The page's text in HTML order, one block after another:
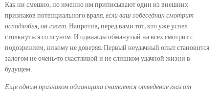
Как ни смешно, но именно им приписывают один из внешних
признаков потенциального враля:если ваш собеседник смотрит
исподлобья, он лжет. Напротив, перед вами тот, кто уже успел
столкнуться со лгуном. И однажды обманутый на всех смотрит с
подозрением, никому не доверяя. Первый неудачный опыт становится
залогом не очень-то счастливой и не слишком удачной жизни в
будущем.
Еще одним признаком обманщика считается отведение глаз от